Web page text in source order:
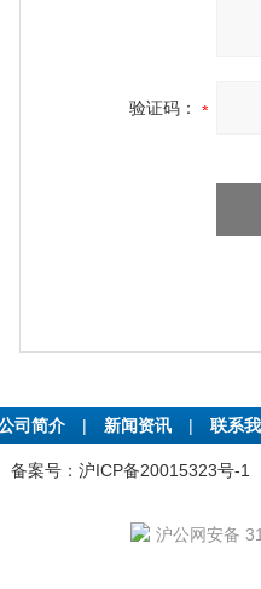
验证码：
司简介 | 新闻资讯 | 联系
备案号：沪ICP备20015323号-1
沪公网安备